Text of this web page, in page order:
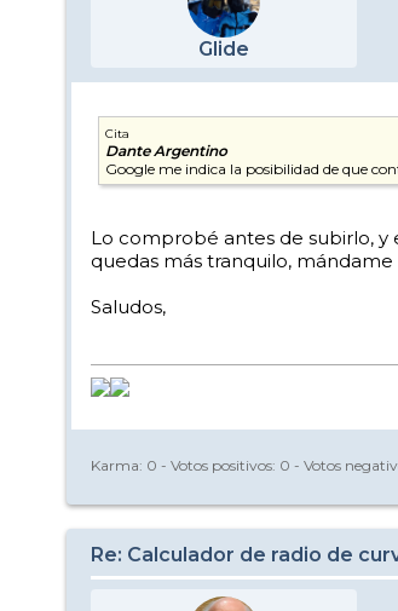
Glide
Cita
Dante Argentino
Google me indica la posibilidad de que
Lo comprobé antes de subirlo, y
quedas más tranquilo, mándame
Saludos,
Karma: 0 - Votos positivos: 0 - Votos
Re: Calculador de radio de